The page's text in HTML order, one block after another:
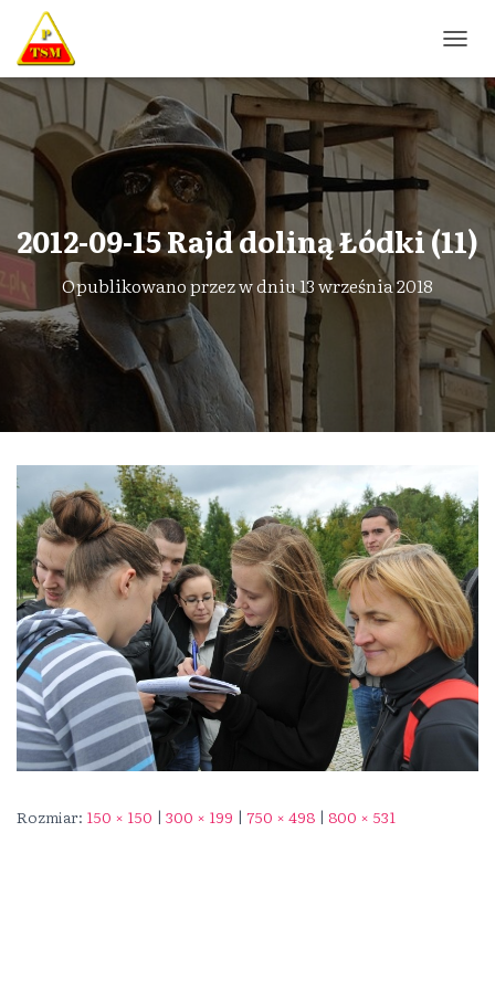
R
Z
Ą
C
Z
A
I
G
C
J
2012-09-15 Rajd doliną Łódki (11)
Opublikowano przezw dniu13 września 2018
Rozmiar: 150 × 150 | 300 × 199 | 750 × 498 | 800 × 531